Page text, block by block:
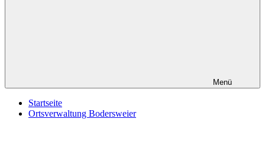
Menü
Startseite
Ortsverwaltung Bodersweier